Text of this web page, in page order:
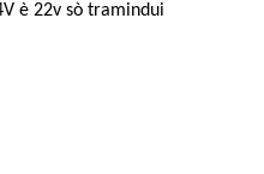
è 22v sò tramindui